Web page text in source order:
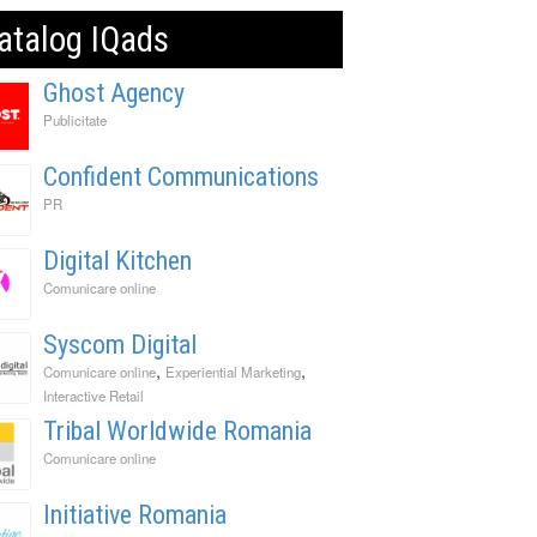
IQads
Ghost Agency
Publicitate
Confident Communications
PR
Digital Kitchen
Comunicare online
Syscom Digital
Comunicare online, Experiential Marketing,
Interactive Retail
Tribal Worldwide Romania
Comunicare online
Initiative Romania